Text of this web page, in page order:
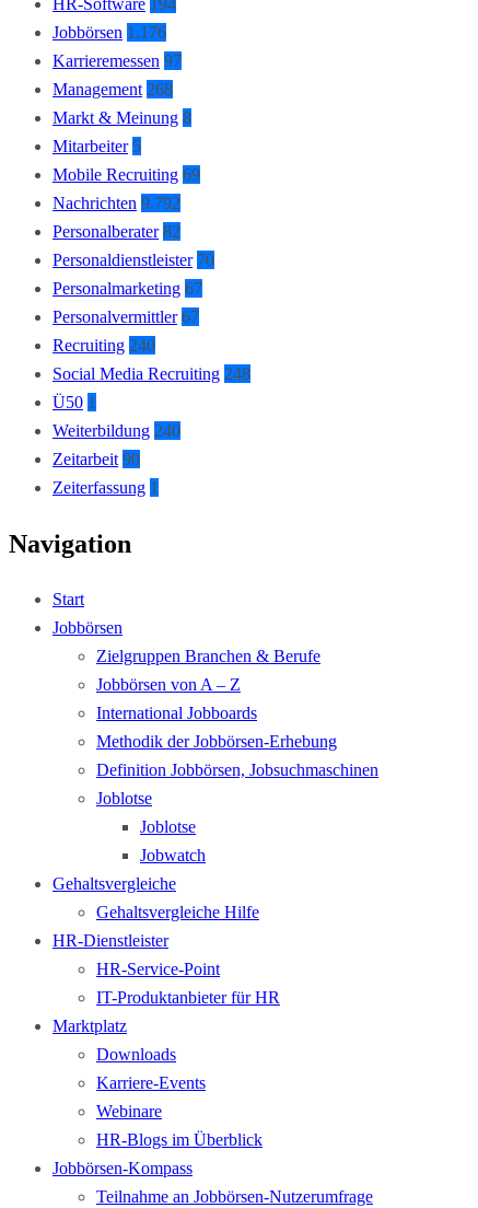
HR-Software 194
Jobbörsen 1.176
Karrieremessen 97
Management 268
Markt & Meinung 8
Mitarbeiter 5
Mobile Recruiting 69
Nachrichten 9.792
Personalberater 82
Personaldienstleister 70
Personalmarketing 67
Personalvermittler 67
Recruiting 240
Social Media Recruiting 248
Ü50 1
Weiterbildung 240
Zeitarbeit 90
Zeiterfassung 1
Navigation
Start
Jobbörsen
Zielgruppen Branchen & Berufe
Jobbörsen von A – Z
International Jobboards
Methodik der Jobbörsen-Erhebung
Definition Jobbörsen, Jobsuchmaschinen
Joblotse
Joblotse
Jobwatch
Gehaltsvergleiche
Gehaltsvergleiche Hilfe
HR-Dienstleister
HR-Service-Point
IT-Produktanbieter für HR
Marktplatz
Downloads
Karriere-Events
Webinare
HR-Blogs im Überblick
Jobbörsen-Kompass
Teilnahme an Jobbörsen-Nutzerumfrage